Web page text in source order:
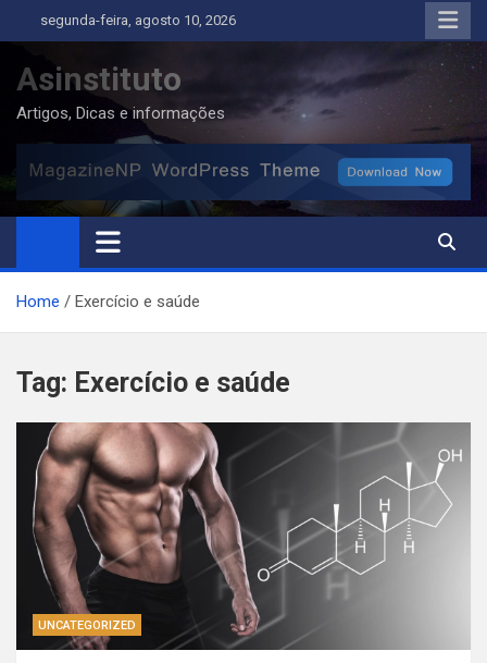
to
content
segunda-feira, agosto 10, 2026
Asinstituto
Artigos, Dicas e informações
Home Exercício e saúde
Tag: Exercício e saúde
UNCATEGORIZED